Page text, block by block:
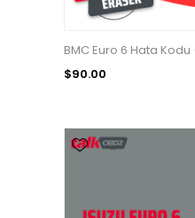
BMC Euro 6 Hata Kodu
$90.00